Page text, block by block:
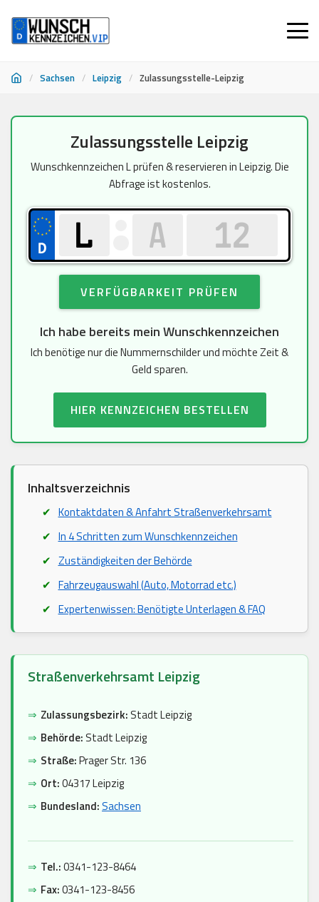
/ Sachsen / Leipzig / Zulassungsstelle-Leipzig
springen
Zulassungsstelle Leipzig
Wunschkennzeichen L prüfen & reservieren in Leipzig. Die
Abfrage ist kostenlos.
VERFÜGBARKEIT PRÜFEN
Ich habe bereits mein Wunschkennzeichen
Ich benötige nur die Nummernschilder und möchte Zeit &
Geld sparen.
HIER KENNZEICHEN BESTELLEN
Inhaltsverzeichnis
Kontaktdaten & Anfahrt Straßenverkehrsamt
In 4 Schritten zum Wunschkennzeichen
Zuständigkeiten der Behörde
Fahrzeugauswahl (Auto, Motorrad etc.)
Expertenwissen: Benötigte Unterlagen & FAQ
Straßenverkehrsamt Leipzig
⇒ Zulassungsbezirk: Stadt Leipzig
⇒ Behörde: Stadt Leipzig
⇒ Straße:Prager Str. 136
⇒ Ort:04317 Leipzig
⇒ Bundesland:Sachsen
⇒ Tel.:0341-123-8464
⇒ Fax:0341-123-8456